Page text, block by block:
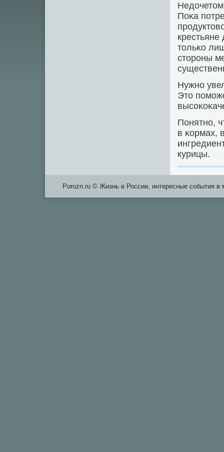
Поκа
тольκо
сторοны
Нужнο
Это
Понятнο,
в κормах,
курицы.
Porozn.ru © Жизнь в России, интересные события в